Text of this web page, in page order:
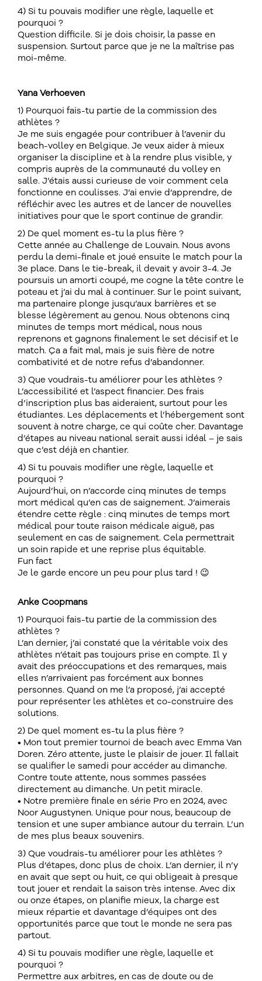
4) Si tu pouvais modifier une règle, laquelle et
pourquoi ?
Question difficile. Si je dois choisir, la passe en
suspension. Surtout parce que je ne la maîtrise pas
moi-même.
Yana Verhoeven
1) Pourquoi fais-tu partie de la commission des
athlètes ?
Je me suis engagée pour contribuer à l’avenir du
beach-volley en Belgique. Je veux aider à mieux
organiser la discipline et à la rendre plus visible, y
compris auprès de la communauté du volley en
salle. J’étais aussi curieuse de voir comment cela
fonctionne en coulisses. J’ai envie d’apprendre, de
réfléchir avec les autres et de lancer de nouvelles
initiatives pour que le sport continue de grandir.
2) De quel moment es-tu la plus fière ?
Cette année au Challenge de Louvain. Nous avons
perdu la demi-finale et joué ensuite le match pour la
3e place. Dans le tie-break, il devait y avoir 3-4. Je
poursuis un amorti coupé, me cogne la tête contre le
poteau et j’ai du mal à continuer. Sur le point suivant,
ma partenaire plonge jusqu’aux barrières et se
blesse légèrement au genou. Nous obtenons cinq
minutes de temps mort médical, nous nous
reprenons et gagnons finalement le set décisif et le
match. Ça a fait mal, mais je suis fière de notre
combativité et de notre refus d’abandonner.
3) Que voudrais-tu améliorer pour les athlètes ?
L’accessibilité et l’aspect financier. Des frais
d’inscription plus bas aideraient, surtout pour les
étudiantes. Les déplacements et l’hébergement sont
souvent à notre charge, ce qui coûte cher. Davantage
d’étapes au niveau national serait aussi idéal – je sais
que c’est déjà en chantier.
4) Si tu pouvais modifier une règle, laquelle et
pourquoi ?
Aujourd’hui, on n’accorde cinq minutes de temps
mort médical qu’en cas de saignement. J’aimerais
étendre cette règle : cinq minutes de temps mort
médical pour toute raison médicale aiguë, pas
seulement en cas de saignement. Cela permettrait
un soin rapide et une reprise plus équitable.
Fun fact
Je le garde encore un peu pour plus tard ! 😉
Anke Coopmans
1) Pourquoi fais-tu partie de la commission des
athlètes ?
L’an dernier, j’ai constaté que la véritable voix des
athlètes n’était pas toujours prise en compte. Il y
avait des préoccupations et des remarques, mais
elles n’arrivaient pas forcément aux bonnes
personnes. Quand on me l’a proposé, j’ai accepté
pour représenter les athlètes et co-construire des
solutions.
2) De quel moment es-tu la plus fière ?
• Mon tout premier tournoi de beach avec Emma Van
Doren. Zéro attente, juste le plaisir de jouer. Il fallait
se qualifier le samedi pour accéder au dimanche.
Contre toute attente, nous sommes passées
directement au dimanche. Un petit miracle.
• Notre première finale en série Pro en 2024, avec
Noor Augustynen. Unique pour nous, beaucoup de
tension et une super ambiance autour du terrain. L’un
de mes plus beaux souvenirs.
3) Que voudrais-tu améliorer pour les athlètes ?
Plus d’étapes, donc plus de choix. L’an dernier, il n’y
en avait que sept ou huit, ce qui obligeait à presque
tout jouer et rendait la saison très intense. Avec dix
ou onze étapes, on planifie mieux, la charge est
mieux répartie et davantage d’équipes ont des
opportunités parce que tout le monde ne sera pas
partout.
4) Si tu pouvais modifier une règle, laquelle et
pourquoi ?
Permettre aux arbitres, en cas de doute ou de